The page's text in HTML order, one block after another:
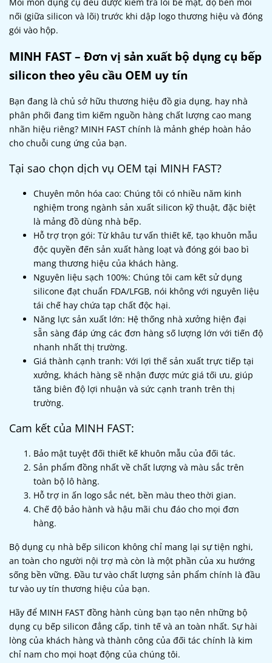
nối (giữa silicon và lõi) trước khi dập logo thương hiệu và đóng
gói vào hộp.
MINH FAST – Đơn vị sản xuất bộ dụng cụ bếp
silicon theo yêu cầu OEM uy tín
Bạn đang là chủ sở hữu thương hiệu đồ gia dụng, hay nhà
phân phối đang tìm kiếm nguồn hàng chất lượng cao mang
nhãn hiệu riêng? MINH FAST chính là mảnh ghép hoàn hảo
cho chuỗi cung ứng của bạn.
Tại sao chọn dịch vụ OEM tại MINH FAST?
Chuyên môn hóa cao: Chúng tôi có nhiều năm kinh
nghiệm trong ngành sản xuất silicon kỹ thuật, đặc biệt
là mảng đồ dùng nhà bếp.
Hỗ trợ trọn gói: Từ khâu tư vấn thiết kế, tạo khuôn mẫu
độc quyền đến sản xuất hàng loạt và đóng gói bao bì
mang thương hiệu của khách hàng.
Nguyên liệu sạch 100%: Chúng tôi cam kết sử dụng
silicone đạt chuẩn FDA/LFGB, nói không với nguyên liệu
tái chế hay chứa tạp chất độc hại.
Năng lực sản xuất lớn: Hệ thống nhà xưởng hiện đại
sẵn sàng đáp ứng các đơn hàng số lượng lớn với tiến độ
nhanh nhất thị trường.
Giá thành cạnh tranh: Với lợi thế sản xuất trực tiếp tại
xưởng, khách hàng sẽ nhận được mức giá tối ưu, giúp
tăng biên độ lợi nhuận và sức cạnh tranh trên thị
trường.
Cam kết của MINH FAST:
Bảo mật tuyệt đối thiết kế khuôn mẫu của đối tác.
Sản phẩm đồng nhất về chất lượng và màu sắc trên
toàn bộ lô hàng.
Hỗ trợ in ấn logo sắc nét, bền màu theo thời gian.
Chế độ bảo hành và hậu mãi chu đáo cho mọi đơn
hàng.
Bộ dụng cụ nhà bếp silicon không chỉ mang lại sự tiện nghi,
an toàn cho người nội trợ mà còn là một phần của xu hướng
sống bền vững. Đầu tư vào chất lượng sản phẩm chính là đầu
tư vào uy tín thương hiệu của bạn.
Hãy để MINH FAST đồng hành cùng bạn tạo nên những bộ
dụng cụ bếp silicon đẳng cấp, tinh tế và an toàn nhất. Sự hài
lòng của khách hàng và thành công của đối tác chính là kim
chỉ nam cho mọi hoạt động của chúng tôi.